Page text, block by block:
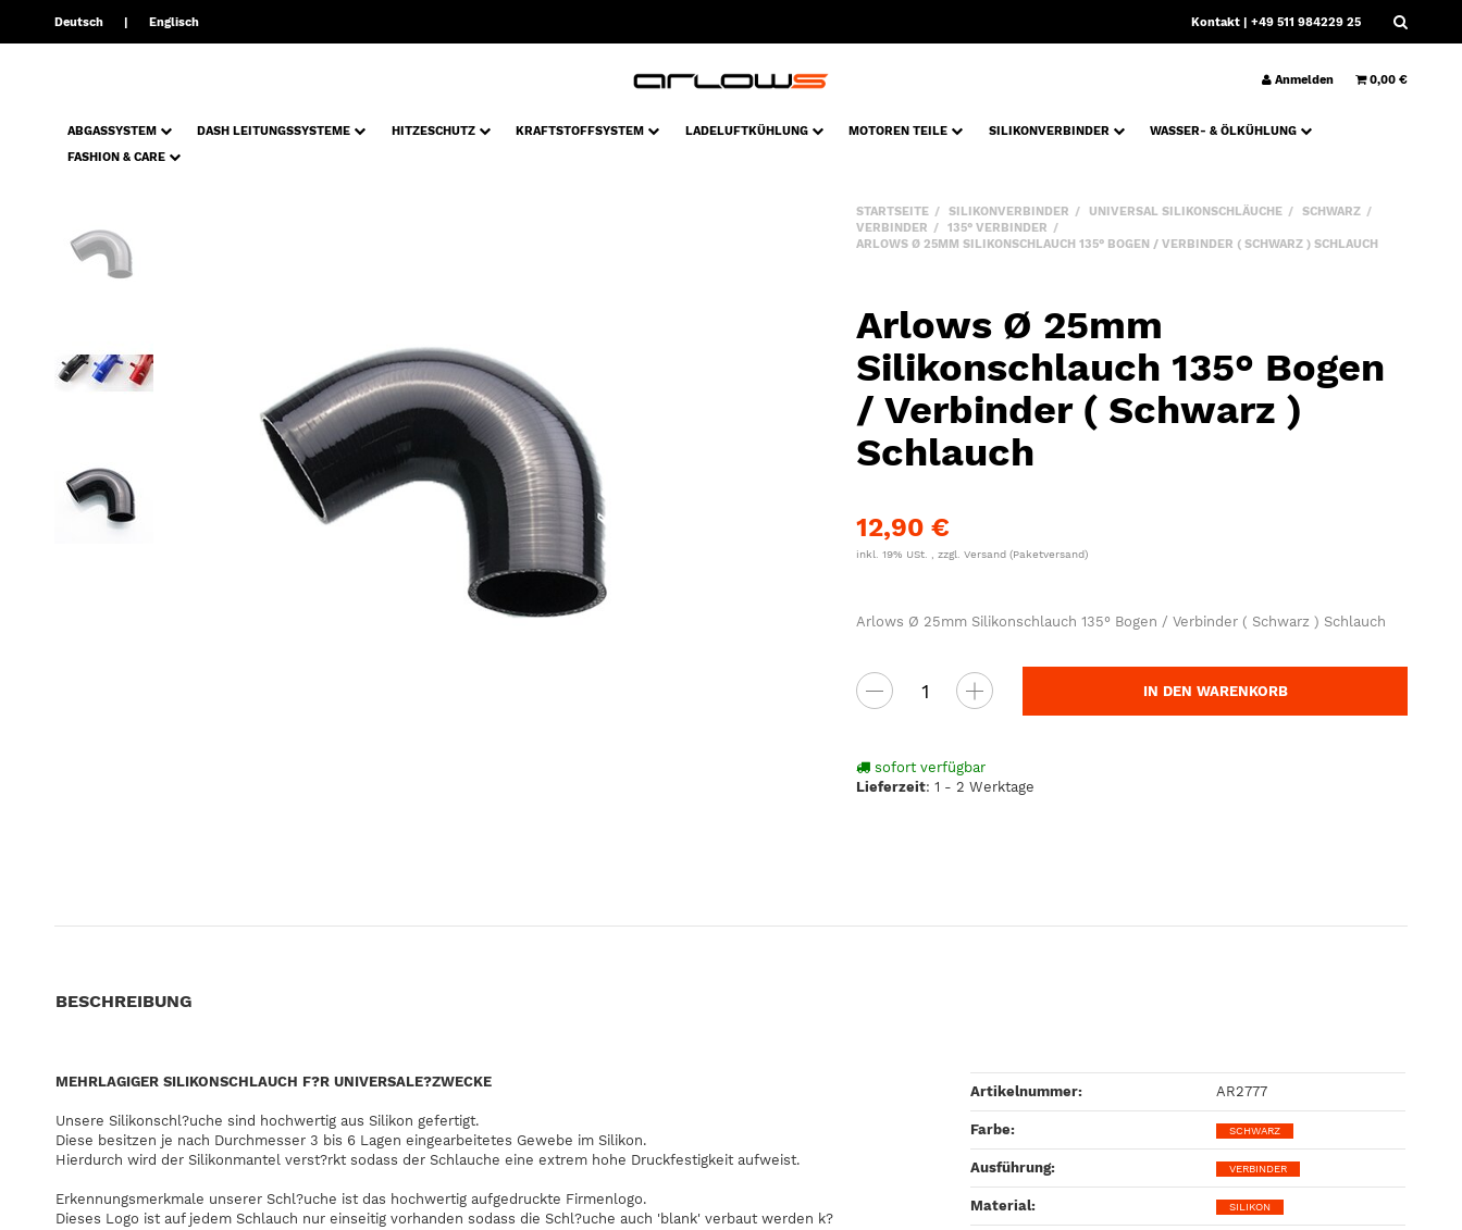
Deutsch Englisch Kontakt | +49 511 984229 25
Anmelden 0,00 €
ABGASSYSTEM DASH LEITUNGSSYSTEME HITZESCHUTZ KRAFTSTOFFSYSTEM LADELUFTKÜHLUNG MOTOREN TEILE SILIKONVERBINDER
WASSER- & ÖLKÜHLUNG
FASHION & CARE
STARTSEITE SILIKONVERBINDER UNIVERSAL SILIKONSCHLÄUCHE
SCHWARZ
VERBINDER
135° VERBINDER
ARLOWS Ø 25MM SILIKONSCHLAUCH 135° BOGEN / VERBINDER ( SCHWARZ ) SCHLAUCH
Arlows Ø 25mm
Silikonschlauch 135° Bogen
/ Verbinder ( Schwarz )
Schlauch
12,90 €
inkl. 19% USt. , zzgl.Versand(Paketversand)
Arlows Ø 25mm Silikonschlauch 135° Bogen / Verbinder ( Schwarz ) Schlauch
IN DEN WARENKORB
sofort verfügbar
Lieferzeit:1 - 2 Werktage
BESCHREIBUNG
MEHRLAGIGER SILIKONSCHLAUCH F?R UNIVERSALE?ZWECKE
Unsere Silikonschl?uche sind hochwertig aus Silikon gefertigt.
Diese besitzen je nach Durchmesser 3 bis 6 Lagen eingearbeitetes Gewebe im Silikon.
Hierdurch wird der Silikonmantel verst?rkt sodass der Schlauche eine extrem hohe Druckfestigkeit aufweist.
Erkennungsmerkmale unserer Schl?uche ist das hochwertig aufgedruckte Firmenlogo.
Dieses Logo ist auf jedem Schlauch nur einseitig vorhanden sodass die Schl?uche auch 'blank' verbaut werden k?
Artikelnummer: AR2777
Farbe‍: SCHWARZ
Ausführung‍: VERBINDER
Material‍: SILIKON